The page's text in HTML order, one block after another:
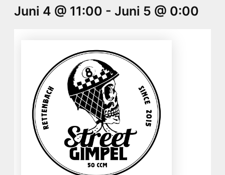
Juni 4 @ 11:00 - Juni 5 @ 0:00